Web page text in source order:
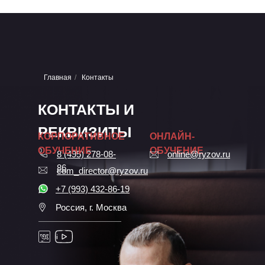
Главная / Контакты
com_director@ryzov.ru
8 (495) 278-08-
86
Россия, г. Москва
КОНТАКТЫ И
РЕКВИЗИТЫ
КОРПОРАТИВНОЕ
ОБУЧЕНИЕ
ОНЛАЙН-
ОБУЧЕНИЕ
online@ryzov.ru
+7 (993) 432-86-19